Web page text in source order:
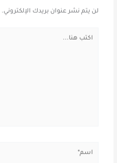
لن يتم نشر عنوان بريدك الإلكتروني.